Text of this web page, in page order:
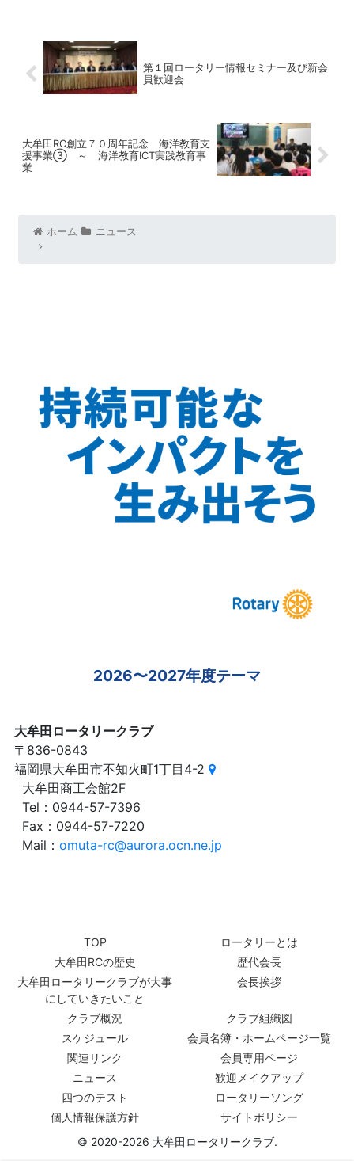
第１回ロータリー情報セミナー及び新会
員歓迎会
大牟田RC創立７０周年記念 海洋教育支
援事業③ ～ 海洋教育ICT実践教育事
業
ホーム ニュース
2026〜2027年度テーマ
大牟田ロータリークラブ
〒836-0843
福岡県大牟田市不知火町1丁目4-2
大牟田商工会館2F
Tel：0944-57-7396
Fax：0944-57-7220
Mail：omuta-rc@aurora.ocn.ne.jp
TOP
ロータリーとは
大牟田RCの歴史
歴代会長
大牟田ロータリークラブが大事
にしていきたいこと
会長挨拶
クラブ概況
クラブ組織図
スケジュール
会員名簿・ホームページ一覧
関連リンク
会員専用ページ
ニュース
歓迎メイクアップ
四つのテスト
ロータリーソング
個人情報保護方針
サイトポリシー
© 2020-2026 大牟田ロータリークラブ.